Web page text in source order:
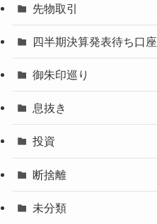
先物取引
四半期決算発表待ち口座
御朱印巡り
息抜き
投資
断捨離
未分類